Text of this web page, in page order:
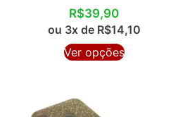
R$39,90
ou 3x de R$14,10
Ver opções